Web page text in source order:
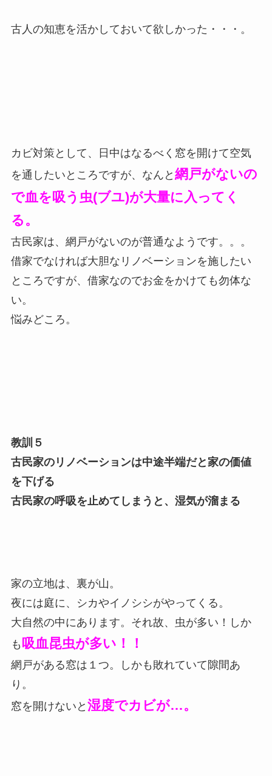
古人の知恵を活かしておいて欲しかった・・・。
カビ対策として、日中はなるべく窓を開けて空気
を通したいところですが、なんと 網戸がないの
で血を吸う虫(ブユ)が大量に入ってく
る。
古民家は、網戸がないのが普通なようです。。。
借家でなければ大胆なリノベーションを施したい
ところですが、借家なのでお金をかけても勿体な
い。
悩みどころ。
教訓５
古民家のリノベーションは中途半端だと家の価値
を下げる
古民家の呼吸を止めてしまうと、湿気が溜まる
家の立地は、裏が山。
夜には庭に、シカやイノシシがやってくる。
大自然の中にあります。それ故、虫が多い！しか
も 吸血昆虫が多い！！
網戸がある窓は１つ。しかも敗れていて隙間あ
り。
窓を開けないと 湿度でカビが…。